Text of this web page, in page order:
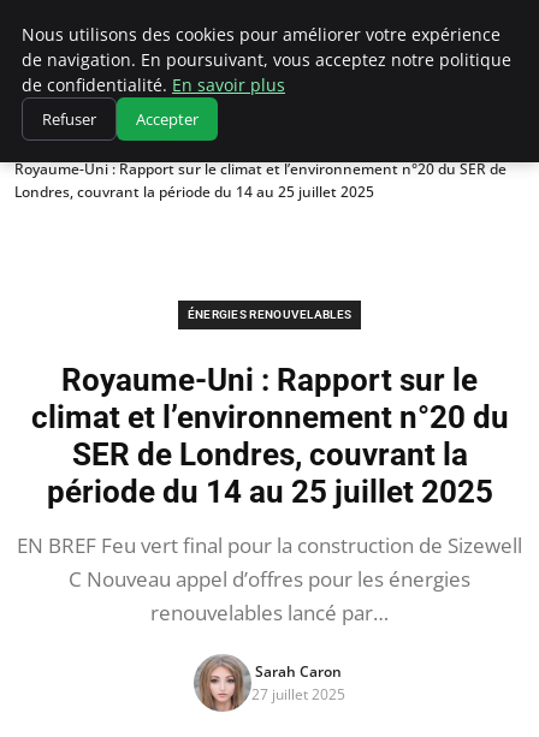
Climatedebtagents
Accueil
Énergies Renouvelables
Royaume-Uni : Rapport sur le climat et l’environnement n°20 du SER de
Londres, couvrant la période du 14 au 25 juillet 2025
ÉNERGIES RENOUVELABLES
Royaume-Uni : Rapport sur le
climat et l’environnement n°20 du
SER de Londres, couvrant la
période du 14 au 25 juillet 2025
EN BREF Feu vert final pour la construction de Sizewell
C Nouveau appel d’offres pour les énergies
renouvelables lancé par…
Sarah Caron
27 juillet 2025
Nous utilisons des cookies pour améliorer votre expérience
de navigation. En poursuivant, vous acceptez notre politique
de confidentialité. En savoir plus
Refuser Accepter